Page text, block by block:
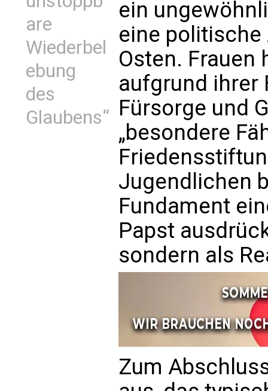
are
Wiederbel
ebung
des
Glaubens“
ein
eine politische
Osten. Frauen
aufgrund ihrer
Fürsorge und
„besondere
Jugendlichen
Fundament
Papst
sondern als
Zum